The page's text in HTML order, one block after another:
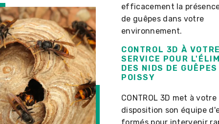
efficacement la
de guêpes dans votre
environnement.
CONTROL 3D À
SERVICE POUR
DES NIDS DE
POISSY
CONTROL 3D met à votre
disposition son équipe